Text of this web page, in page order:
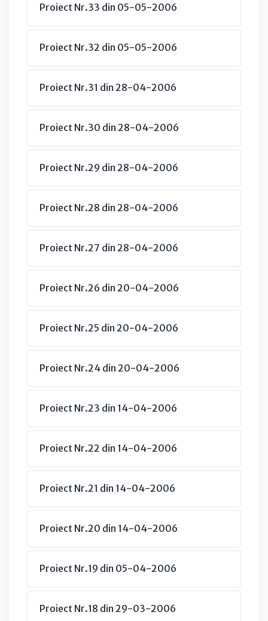
Proiect Nr.33 din 05-05-2006
Proiect Nr.32 din 05-05-2006
Proiect Nr.31 din 28-04-2006
Proiect Nr.30 din 28-04-2006
Proiect Nr.29 din 28-04-2006
Proiect Nr.28 din 28-04-2006
Proiect Nr.27 din 28-04-2006
Proiect Nr.26 din 20-04-2006
Proiect Nr.25 din 20-04-2006
Proiect Nr.24 din 20-04-2006
Proiect Nr.23 din 14-04-2006
Proiect Nr.22 din 14-04-2006
Proiect Nr.21 din 14-04-2006
Proiect Nr.20 din 14-04-2006
Proiect Nr.19 din 05-04-2006
Proiect Nr.18 din 29-03-2006